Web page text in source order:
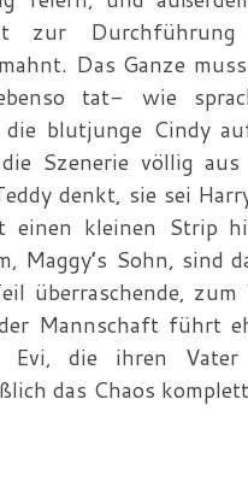
zur Durchführung
Das Ganze
tat- wie
blutjunge Cindy
Szenerie völlig aus
denkt, sie sei
einen kleinen Strip
Maggy’s Sohn, sind
überraschende,
Mannschaft führt
Evi, die ihren
das Chaos